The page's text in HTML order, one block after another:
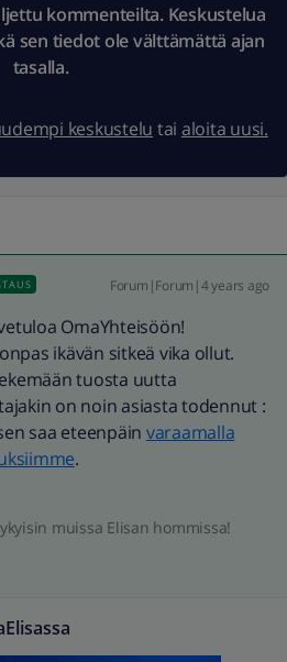
kommenteilta. Keskustelua
sen tiedot ole välttämättä ajan
tasalla.
keskustelu tai aloita uusi.
Forum|Forum|4 years ago
OmaYhteisöön!
ikävän sitkeä vika ollut.
tuosta uutta
on noin asiasta todennut :
saa eteenpäin varaamalla
.
muissa Elisan hommissa!